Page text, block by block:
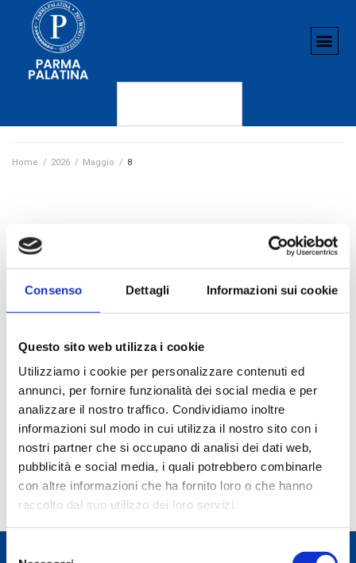
Consenso Dettagli Informazioni sui cookie
Questo sito web utilizza i cookie
Utilizziamo i cookie per personalizzare contenuti ed
annunci, per fornire funzionalità dei social media e per
analizzare il nostro traffico. Condividiamo inoltre
informazioni sul modo in cui utilizza il nostro sito con i
nostri partner che si occupano di analisi dei dati web,
pubblicità e social media, i quali potrebbero combinarle
con altre informazioni che ha fornito loro o che hanno
raccolto dal suo utilizzo dei loro servizi.
Home / 2026 / Maggio / 8
DANIELA CHIRIACO’
8 Maggio 2026
Leggi tutto »